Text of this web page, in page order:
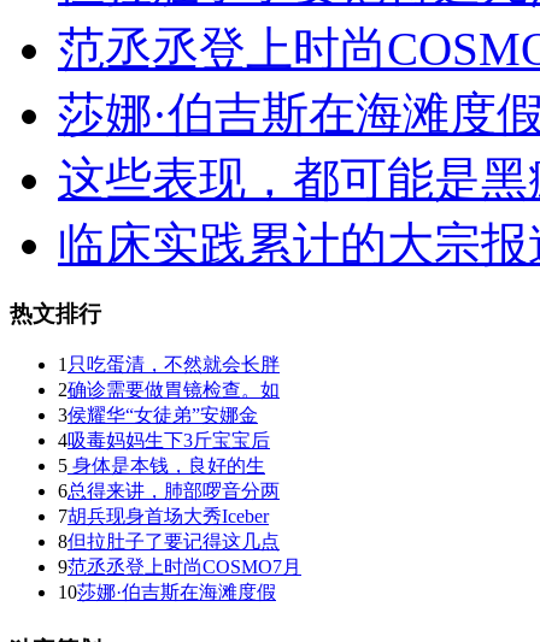
范丞丞登上时尚
莎娜·伯吉斯在海滩度
这些表现，都可能是黑
临床实践累计的大宗报
热文排行
1 只吃蛋清，不然就会长胖
2确诊需要做胃镜检查。如
3侯耀华“女徒弟”安娜金
4吸毒妈妈生下3斤宝宝后
5 身体是本钱，良好的生
6总得来讲，肺部啰音分两
7胡兵现身首场大秀Iceber
8但拉肚子了要记得这几点
9范丞丞登上时尚COSMO7月
10莎娜·伯吉斯在海滩度假